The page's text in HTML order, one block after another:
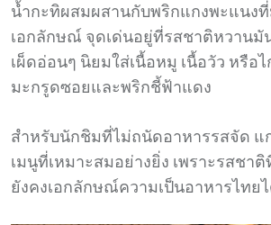
น้ำกะทิผสมผสานกับพริกแกงพะแนง
เอกลักษณ์ จุดเด่นอยู่ที่รสชาติหวานมั
เผ็ดอ่อนๆ นิยมใส่เนื้อหมู เนื้อวัว หรือ
มะกรูดซอยและพริกชี้ฟ้าแดง
สำหรับนักชิมที่ไม่ถนัดอาหารรสจัด แ
เมนูที่เหมาะสมอย่างยิ่ง เพราะรสชา
ยังคงเอกลักษณ์ความเป็นอาหารไทย